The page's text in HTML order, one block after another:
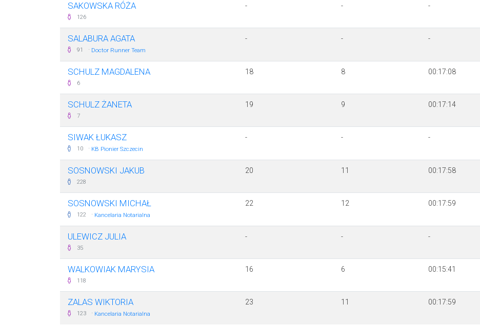
SAKOWSKA RÓŻA
126
- - -
SALABURA AGATA
91 · Doctor Runner Team
- - -
SCHULZ MAGDALENA
6
18 8 00:17:08
SCHULZ ŻANETA
7
19 9 00:17:14
SIWAK ŁUKASZ
10 · KB Pionier Szczecin
- - -
SOSNOWSKI JAKUB
228
20 11 00:17:58
SOSNOWSKI MICHAŁ
122 · Kancelaria Notarialna
22 12 00:17:59
ULEWICZ JULIA
35
- - -
WALKOWIAK MARYSIA
118
16 6 00:15:41
ZALAS WIKTORIA
123 · Kancelaria Notarialna
23 11 00:17:59